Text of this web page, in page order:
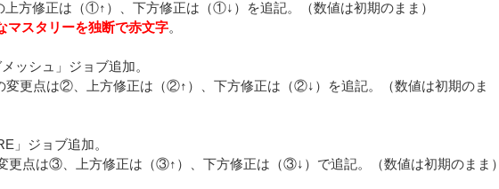
上方修正は（①↑）、下方修正は（①↓）を追記。（数値は初期のまま）
マスタリーを独断で赤文字。
ッシュ」ジョブ追加。
変更点は②、上方修正は（②↑）、下方修正は（②↓）を追記。（数値は初期のま
」ジョブ追加。
更点は③、上方修正は（③↑）、下方修正は（③↓）で追記。（数値は初期のまま）